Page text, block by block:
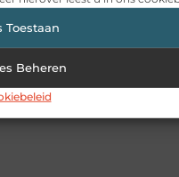
Toestaan
Beheren
tijdperk van AI-
wat doen organisaties?